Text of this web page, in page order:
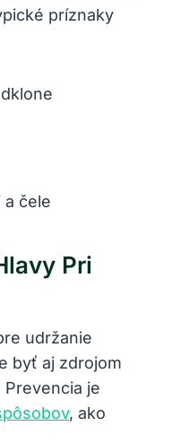
príznaky
a čele
Pri
udržanie
byť aj zdrojom
je
, ako